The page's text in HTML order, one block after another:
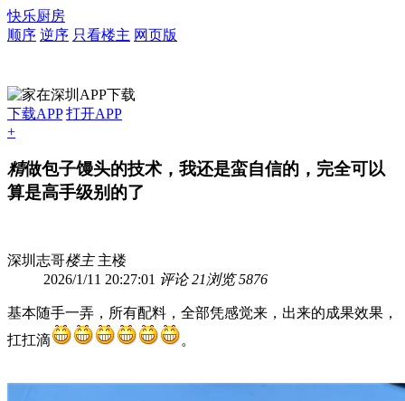
快乐厨房
顺序 逆序 只看楼主 网页版
下载APP 打开APP
+
精做包子馒头的技术，我还是蛮自信的，完全可以
算是高手级别的了
深圳志哥楼主 主楼
2026/1/11 20:27:01 评论 21浏览 5876
基本随手一弄，所有配料，全部凭感觉来，出来的成果效果，
扛扛滴
。